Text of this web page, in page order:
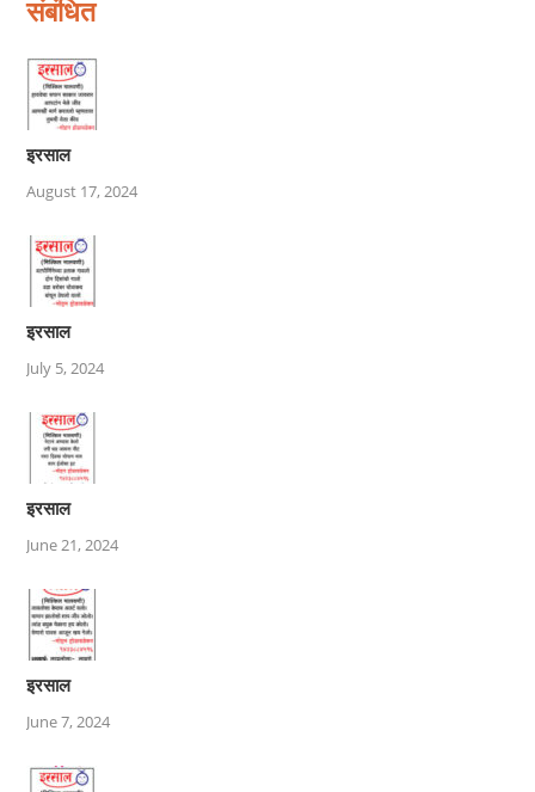
संबंधित
इरसाल
August 17, 2024
इरसाल
July 5, 2024
इरसाल
June 21, 2024
इरसाल
June 7, 2024